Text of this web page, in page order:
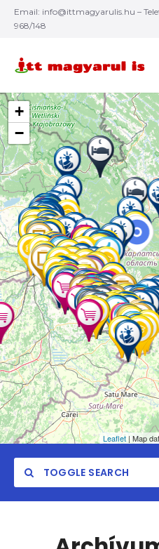
Email: info@ittmagyarulis.hu –
968/148
+
−
Leaflet | Map
TOGGLE SEARCH